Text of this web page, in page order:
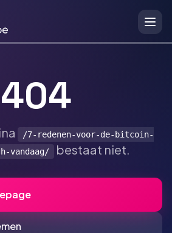
404
/7-redenen-voor-de-bitcoin-
vandaag/ bestaat niet.